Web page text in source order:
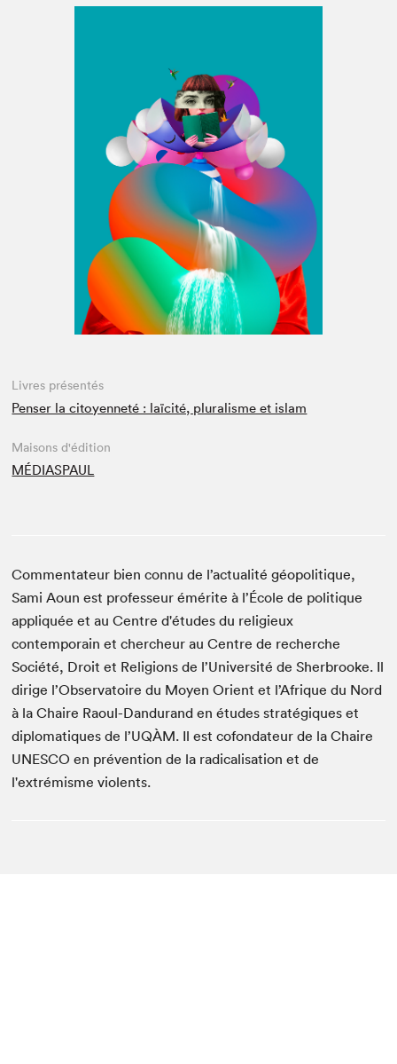
Espace médias
Livres présentés
Penser la citoyenneté : laïcité, pluralisme et islam
Maisons d'édition
MÉDIASPAUL
Commentateur bien connu de l’actualité géopolitique,
Sami Aoun est professeur émérite à l’École de politique
appliquée et au Centre d'études du religieux
contemporain et chercheur au Centre de recherche
Société, Droit et Religions de l’Université de Sherbrooke. Il
dirige l’Observatoire du Moyen Orient et l’Afrique du Nord
à la Chaire Raoul-Dandurand en études stratégiques et
diplomatiques de l’UQÀM. Il est cofondateur de la Chaire
UNESCO en prévention de la radicalisation et de
l'extrémisme violents.